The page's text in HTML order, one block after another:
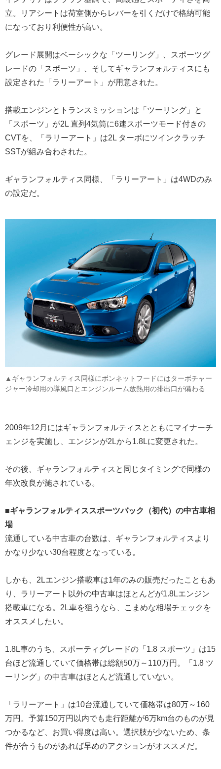
立。リアシートは荷室側からレバーを引くだけで格納可能
になっており利便性が高い。
グレード展開はベーシックな「ツーリング」、スポーツグ
レードの「スポーツ」、そしてギャランフォルティスにも
設定された「ラリーアート」が用意された。
搭載エンジンとトランスミッションは「ツーリング」と
「スポーツ」が2L 直列4気筒に6速スポーツモード付きの
CVTを、「ラリーアート」は2L ターボにツインクラッチ
SSTが組み合わされた。
ギャランフォルティス同様、「ラリーアート」は4WDのみ
の設定だ。
▲ギャランフォルティス同様にボンネットフードにはターボチャー
ジャー冷却用の導風口とエンジンルーム放熱用の排出口が備わる
2009年12月にはギャランフォルティスとともにマイナーチ
ェンジを実施し、エンジンが2Lから1.8Lに変更された。
その後、ギャランフォルティスと同じタイミングで同様の
年次改良が施されている。
■ギャランフォルティススポーツバック（初代）の中古車相
場
流通している中古車の台数は、ギャランフォルティスより
かなり少ない30台程度となっている。
しかも、2Lエンジン搭載車は1年のみの販売だったこともあ
り、ラリーアート以外の中古車はほとんどが1.8Lエンジン
搭載車になる。2L車を狙うなら、こまめな相場チェックを
オススメしたい。
1.8L車のうち、スポーティグレードの「1.8 スポーツ」は15
台ほど流通していて価格帯は総額50万～110万円。「1.8 ツ
ーリング」の中古車はほとんど流通していない。
「ラリーアート」は10台流通していて価格帯は80万～160
万円。予算150万円以内でも走行距離が6万km台のものが見
つかるなど、お買い得度は高い。選択肢が少ないため、条
件が合うものがあれば早めのアクションがオススメだ。